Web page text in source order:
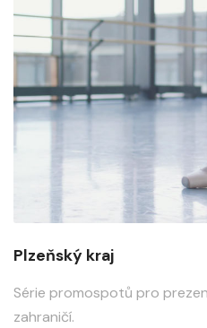
Plzeňský kraj
Série promospotů pro
zahraničí.